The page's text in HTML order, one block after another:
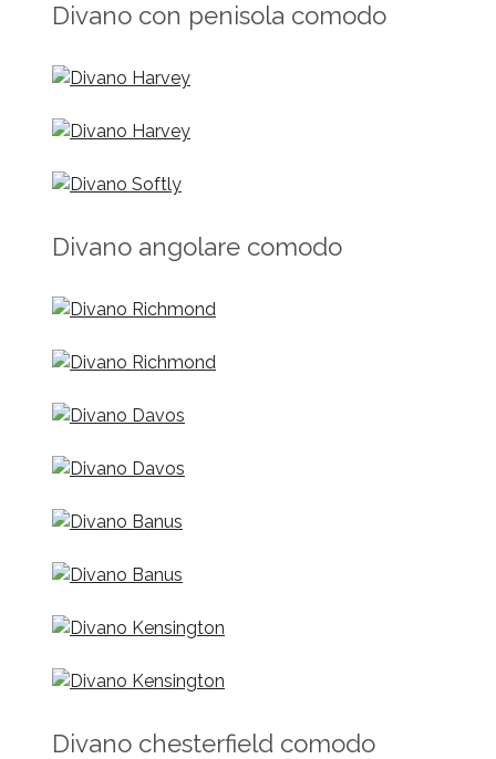
Divano con penisola comodo
Divano angolare comodo
Divano chesterfield comodo